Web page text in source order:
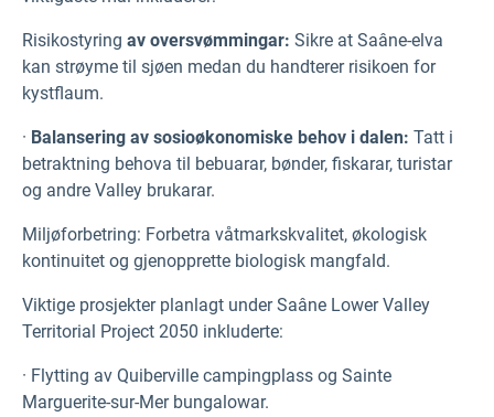
Risikostyring av oversvømmingar: Sikre at Saâne-elva
kan strøyme til sjøen medan du handterer risikoen for
kystflaum.
· Balansering av sosioøkonomiske behov i dalen: Tatt i
betraktning behova til bebuarar, bønder, fiskarar, turistar
og andre Valley brukarar.
Miljøforbetring: Forbetra våtmarkskvalitet, økologisk
kontinuitet og gjenopprette biologisk mangfald.
Viktige prosjekter planlagt under Saâne Lower Valley
Territorial Project 2050 inkluderte:
· Flytting av Quiberville campingplass og Sainte
Marguerite-sur-Mer bungalowar.